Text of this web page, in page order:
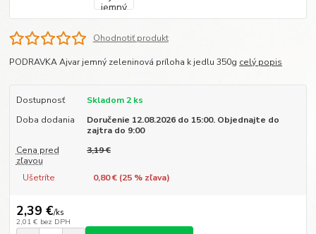
Ohodnotiť produkt
PODRAVKA Ajvar jemný zeleninová príloha k jedlu 350g celý popis
Dostupnosť
Skladom 2 ks
Doba dodania
Doručenie 12.08.2026 do 15:00. Objednajte do
zajtra do 9:00
Cena pred
zľavou
3,19 €
Ušetríte 0,80 € (25% zľava)
2,39 €/ks
2,01 € bez DPH